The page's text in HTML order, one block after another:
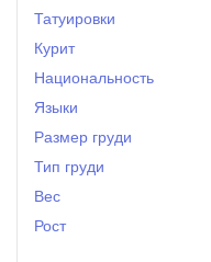
Татуировки
Курит
Национальность
Языки
Размер груди
Тип груди
Вес
Рост